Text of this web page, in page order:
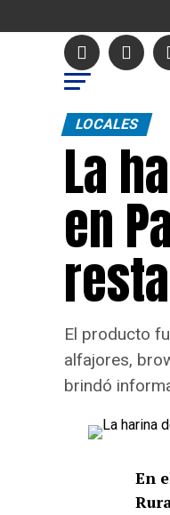
LOCALES
La
en
El producto
alfajores,
brindó
En